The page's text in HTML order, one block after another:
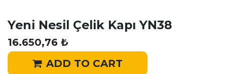
Yeni Nesil Çelik Kapı YN38
16.650,76 ₺
ADD TO CART